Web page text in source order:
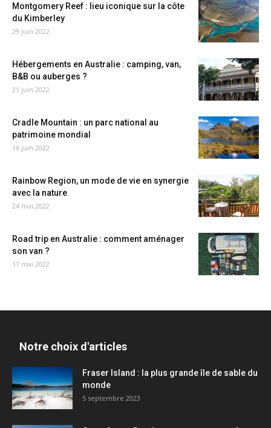
Montgomery Reef : lieu iconique sur la côte
du Kimberley
29 juin 2022
Hébergements en Australie : camping, van,
B&B ou auberges ?
21 juin 2022
Cradle Mountain : un parc national au
patrimoine mondial
16 juin 2022
Rainbow Region, un mode de vie en synergie
avec la nature
24 mai 2022
Road trip en Australie : comment aménager
son van ?
17 mai 2022
Notre choix d'articles
Fraser Island : la plus grande île de sable du
monde
5 septembre 2023